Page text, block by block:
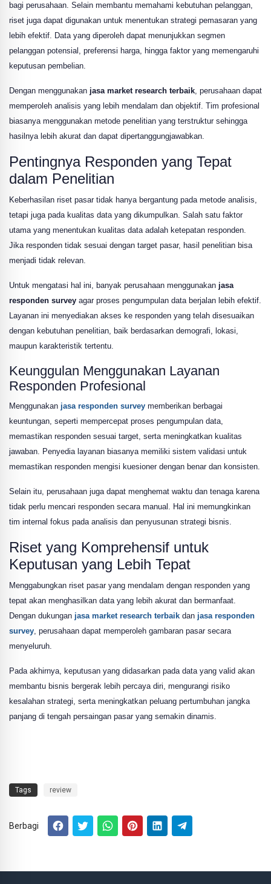
bagi perusahaan. Selain membantu memahami kebutuhan pelanggan,
riset juga dapat digunakan untuk menentukan strategi pemasaran yang
lebih efektif. Data yang diperoleh dapat menunjukkan segmen
pelanggan potensial, preferensi harga, hingga faktor yang memengaruhi
keputusan pembelian.
Dengan menggunakan jasa market research terbaik, perusahaan dapat
memperoleh analisis yang lebih mendalam dan objektif. Tim profesional
biasanya menggunakan metode penelitian yang terstruktur sehingga
hasilnya lebih akurat dan dapat dipertanggungjawabkan.
Pentingnya Responden yang Tepat
dalam Penelitian
Keberhasilan riset pasar tidak hanya bergantung pada metode analisis,
tetapi juga pada kualitas data yang dikumpulkan. Salah satu faktor
utama yang menentukan kualitas data adalah ketepatan responden.
Jika responden tidak sesuai dengan target pasar, hasil penelitian bisa
menjadi tidak relevan.
Untuk mengatasi hal ini, banyak perusahaan menggunakan jasa
responden survey agar proses pengumpulan data berjalan lebih efektif.
Layanan ini menyediakan akses ke responden yang telah disesuaikan
dengan kebutuhan penelitian, baik berdasarkan demografi, lokasi,
maupun karakteristik tertentu.
Keunggulan Menggunakan Layanan
Responden Profesional
Menggunakan jasa responden survey memberikan berbagai
keuntungan, seperti mempercepat proses pengumpulan data,
memastikan responden sesuai target, serta meningkatkan kualitas
jawaban. Penyedia layanan biasanya memiliki sistem validasi untuk
memastikan responden mengisi kuesioner dengan benar dan konsisten.
Selain itu, perusahaan juga dapat menghemat waktu dan tenaga karena
tidak perlu mencari responden secara manual. Hal ini memungkinkan
tim internal fokus pada analisis dan penyusunan strategi bisnis.
Riset yang Komprehensif untuk
Keputusan yang Lebih Tepat
Menggabungkan riset pasar yang mendalam dengan responden yang
tepat akan menghasilkan data yang lebih akurat dan bermanfaat.
Dengan dukungan jasa market research terbaik dan jasa responden
survey, perusahaan dapat memperoleh gambaran pasar secara
menyeluruh.
Pada akhirnya, keputusan yang didasarkan pada data yang valid akan
membantu bisnis bergerak lebih percaya diri, mengurangi risiko
kesalahan strategi, serta meningkatkan peluang pertumbuhan jangka
panjang di tengah persaingan pasar yang semakin dinamis.
Tags review
Berbagi